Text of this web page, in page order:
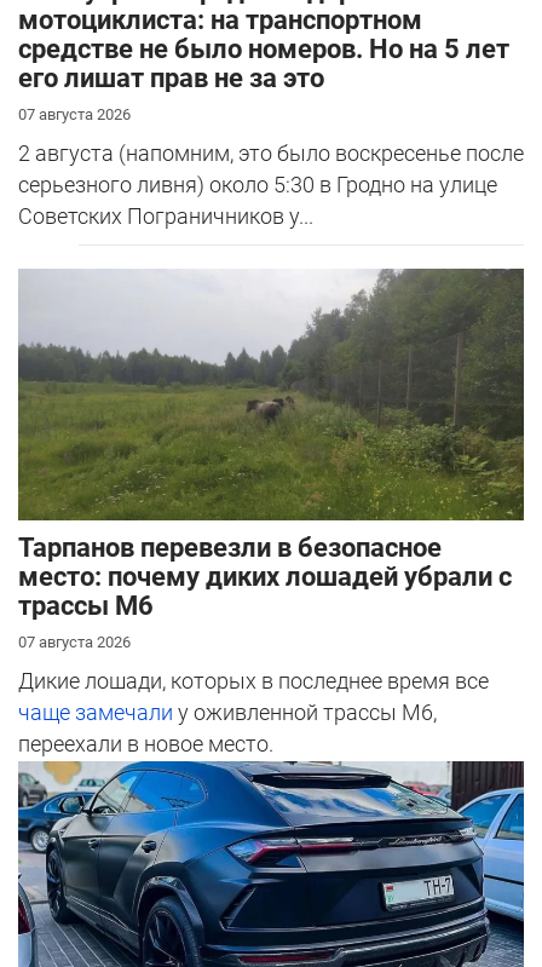
мотоциклиста: на транспортном
средстве не было номеров. Но на 5 лет
его лишат прав не за это
07 августа 2026
2 августа (напомним, это было воскресенье после
серьезного ливня) около 5:30 в Гродно на улице
Советских Пограничников у...
Тарпанов перевезли в безопасное
место: почему диких лошадей убрали с
трассы М6
07 августа 2026
Дикие лошади, которых в последнее время все
чаще замечали у оживленной трассы М6,
переехали в новое место.